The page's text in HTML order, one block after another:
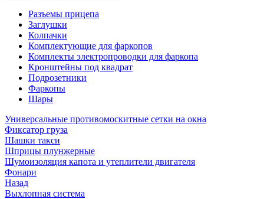
Разъемы прицепа
Заглушки
Колпачки
Комплектующие для фаркопов
Комплекты электропроводки для фаркопа
Кронштейны под квадрат
Подрозетники
Фаркопы
Шары
Универсальные противомоскитные сетки на окна
Фиксатор груза
Шашки такси
Шприцы плунжерные
Шумоизоляция капота и утеплители двигателя
Фонари
Назад
Выхлопная система